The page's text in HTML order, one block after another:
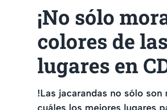
¡No sólo
colores de
lugares en
!Las jacarandas no sólo
cuáles los mejores lugares